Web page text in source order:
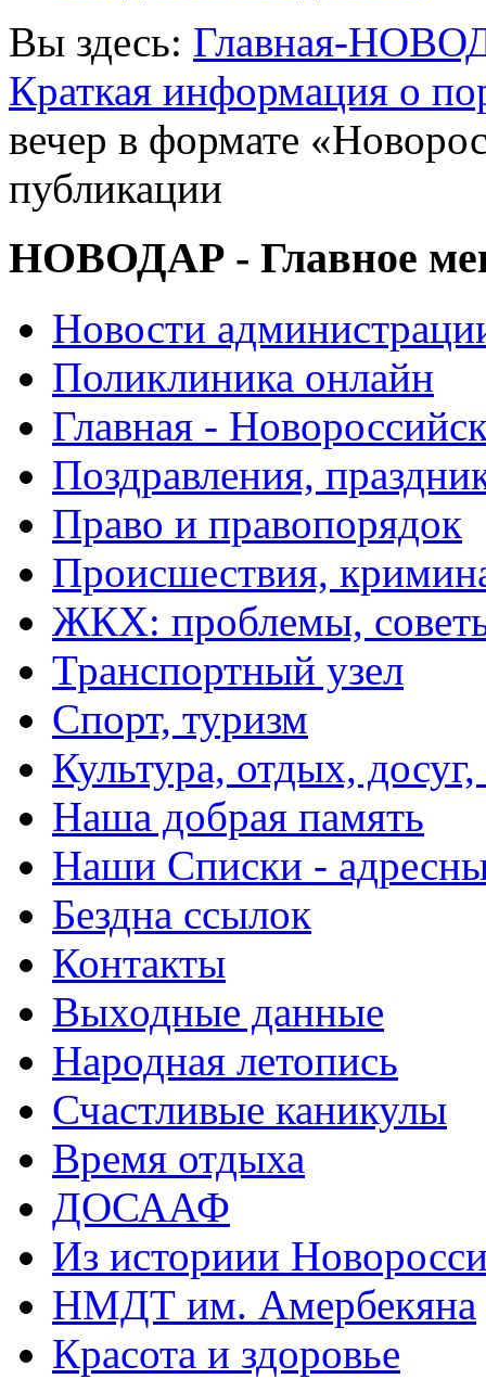
Вы здесь: Главная-
Краткая информация о
вечер в формате
публикации
НОВОДАР - Главное
Новости
Поликлиника онлайн
Главная -
Поздравления,
Право и правопорядок
Происшествия,
ЖКХ: проблемы,
Транспортный узел
Спорт, туризм
Культура, отдых,
Наша добрая память
Наши Списки -
Бездна ссылок
Контакты
Выходные данные
Народная летопись
Счастливые каникулы
Время отдыха
ДОСААФ
Из историии
НМДТ им. Амербекяна
Красота и здоровье